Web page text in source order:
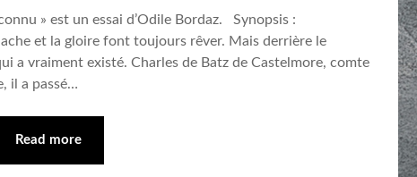
» est un essai d’Odile Bordaz. Synopsis :
et la gloire font toujours rêver. Mais derrière le
a vraiment existé. Charles de Batz de Castelmore, comte
il a passé…
Read more